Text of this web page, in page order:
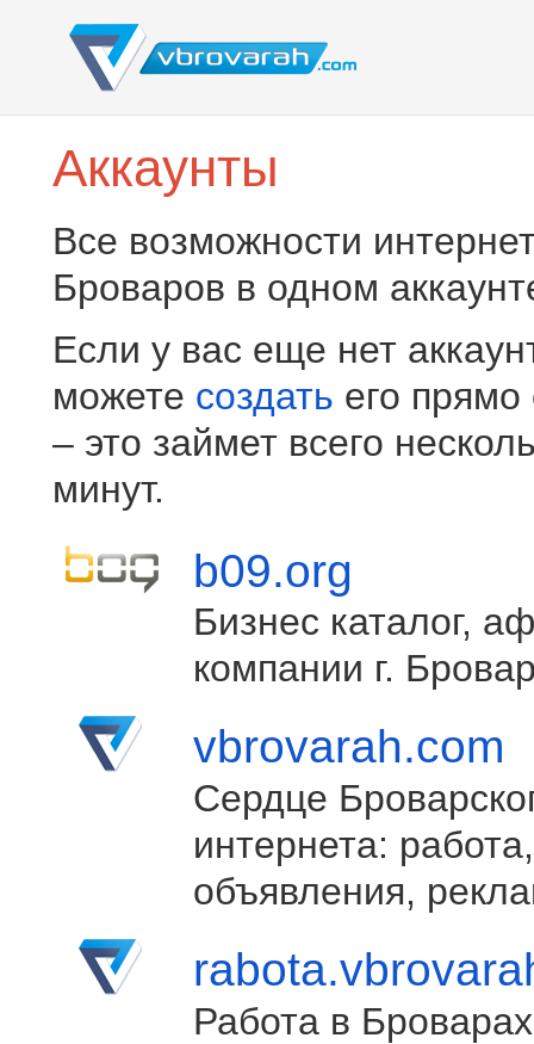
Аккаунты
Все возможности
Броваров в одном
Если у вас еще нет
можете создать его прямо
– это займет всего
минут.
b09.org
Бизнес каталог,
компании г.
vbrovarah.com
Сердце
интернета: работа,
объявления,
Работа в